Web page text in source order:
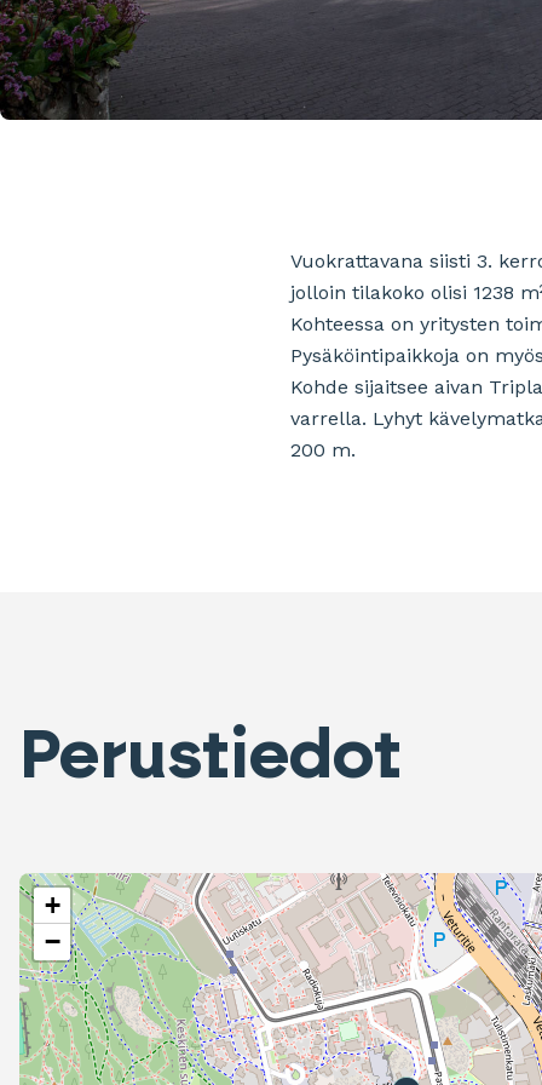
Vuokrattavana siisti 3.
jolloin tilakoko olisi 1238
Kohteessa on yritysten
Pysäköintipaikkoja on
Kohde sijaitsee aivan
varrella. Lyhyt
200 m.
Perustiedot
+
−